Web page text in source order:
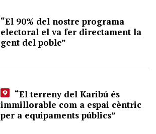
“El 90% del nostre programa
electoral el va fer directament la
gent del poble”
“El terreny del Karibú és
immillorable com a espai cèntric
per a equipaments públics”